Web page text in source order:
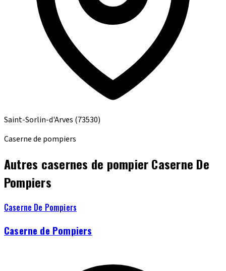
Saint-Sorlin-d'Arves (73530)
Caserne de pompiers
Autres casernes de pompier Caserne De
Pompiers
Caserne De Pompiers
Caserne de Pompiers